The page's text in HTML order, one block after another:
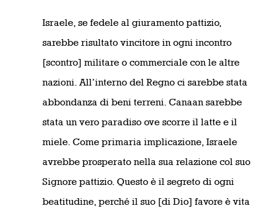
Israele, se fedele al giuramento pattizio,
sarebbe risultato vincitore in ogni incontro
[scontro] militare o commerciale con le altre
nazioni. All’interno del Regno ci sarebbe stata
abbondanza di beni terreni. Canaan sarebbe
stata un vero paradiso ove scorre il latte e il
miele. Come primaria implicazione, Israele
avrebbe prosperato nella sua relazione col suo
Signore pattizio. Questo è il segreto di ogni
beatitudine, perché il suo [di Dio] favore è vita